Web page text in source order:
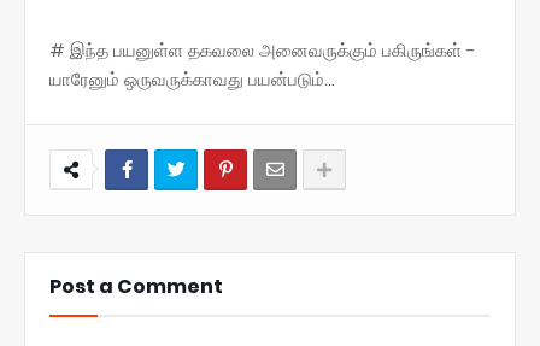
# இந்த பயனுள்ள தகவலை அனைவருக்கும் பகிருங்கள் -
யாரேனும் ஒருவருக்காவது பயன்படும்...
Post a Comment